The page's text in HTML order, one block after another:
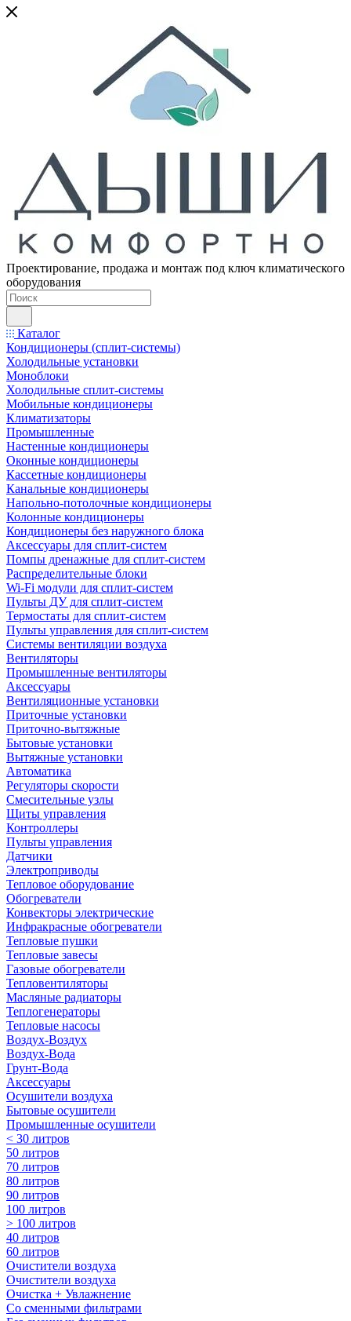
Проектирование, продажа и монтаж под ключ климатического
оборудования
Каталог
Кондиционеры (сплит-системы)
Холодильные установки
Моноблоки
Холодильные сплит-системы
Мобильные кондиционеры
Климатизаторы
Промышленные
Настенные кондиционеры
Оконные кондиционеры
Кассетные кондиционеры
Канальные кондиционеры
Напольно-потолочные кондиционеры
Колонные кондиционеры
Кондиционеры без наружного блока
Аксессуары для сплит-систем
Помпы дренажные для сплит-систем
Распределительные блоки
Wi-Fi модули для сплит-систем
Пульты ДУ для сплит-систем
Термостаты для сплит-систем
Пульты управления для сплит-систем
Системы вентиляции воздуха
Вентиляторы
Промышленные вентиляторы
Аксессуары
Вентиляционные установки
Приточные установки
Приточно-вытяжные
Бытовые установки
Вытяжные установки
Автоматика
Регуляторы скорости
Смесительные узлы
Щиты управления
Контроллеры
Пульты управления
Датчики
Электроприводы
Тепловое оборудование
Обогреватели
Конвекторы электрические
Инфракрасные обогреватели
Тепловые пушки
Тепловые завесы
Газовые обогреватели
Тепловентиляторы
Масляные радиаторы
Теплогенераторы
Тепловые насосы
Воздух-Воздух
Воздух-Вода
Грунт-Вода
Аксессуары
Осушители воздуха
Бытовые осушители
Промышленные осушители
< 30 литров
50 литров
70 литров
80 литров
90 литров
100 литров
> 100 литров
40 литров
60 литров
Очистители воздуха
Очистители воздуха
Очистка + Увлажнение
Cо сменными фильтрами